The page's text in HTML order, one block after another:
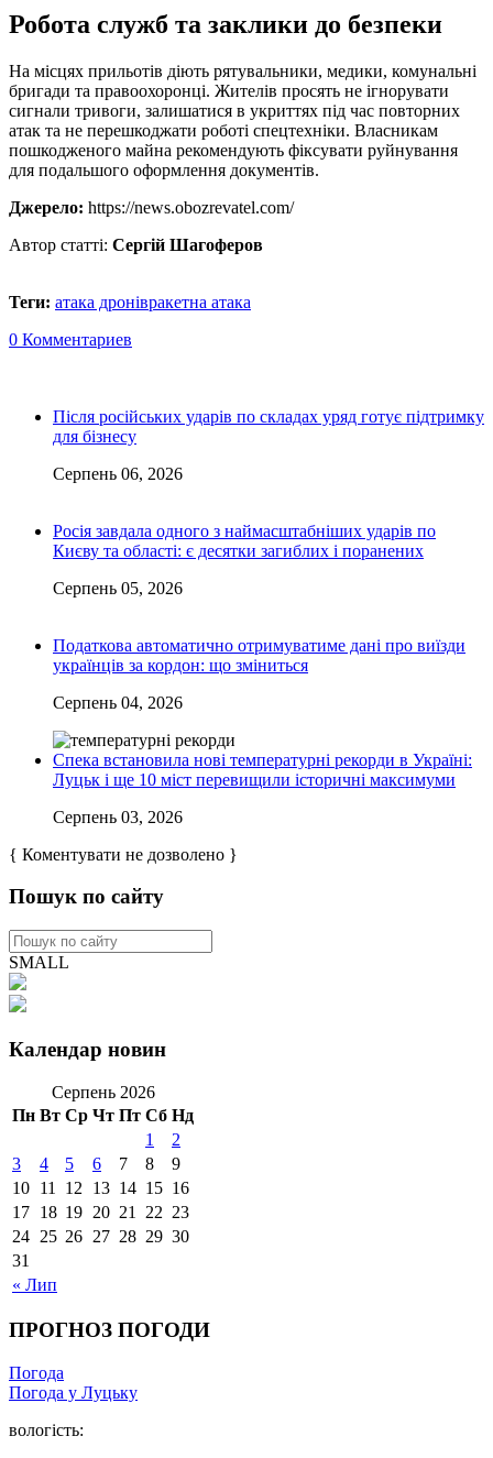
Робота служб та заклики до безпеки
На місцях прильотів діють рятувальники, медики, комунальні
бригади та правоохоронці. Жителів просять не ігнорувати
сигнали тривоги, залишатися в укриттях під час повторних
атак та не перешкоджати роботі спецтехніки. Власникам
пошкодженого майна рекомендують фіксувати руйнування
для подальшого оформлення документів.
Джерело: https://news.obozrevatel.com/
Автор статті: Сергій Шагоферов
Теги: атака дронівракетна атака
0 Комментариев
Після російських ударів по складах уряд готує підтримку
для бізнесу
Серпень 06, 2026
Росія завдала одного з наймасштабніших ударів по
Києву та області: є десятки загиблих і поранених
Серпень 05, 2026
Податкова автоматично отримуватиме дані про виїзди
українців за кордон: що зміниться
Серпень 04, 2026
Спека встановила нові температурні рекорди в Україні:
Луцьк і ще 10 міст перевищили історичні максимуми
Серпень 03, 2026
{ Коментувати не дозволено }
Пошук по сайту
SMALL
Календар новин
Серпень 2026
Пн Вт Ср Чт Пт Сб Нд
« Лип
1
2
3
4 5 6 7 8
9
10 11 12 13 14 15 16
17 18 19 20 21 22 23
24 25 26 27 28 29 30
31
ПРОГНОЗ ПОГОДИ
Погода
Погода у Луцьку
вологість: